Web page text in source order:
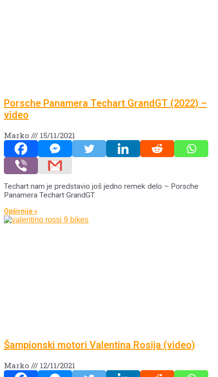
Porsche Panamera Techart GrandGT (2022) –
video
Marko 15/11/2021
Techart nam je predstavio još jedno remek delo – Porsche
Panamera Techart GrandGT.
Opširnije »
Šampionski motori Valentina Rosija (video)
Marko 12/11/2021